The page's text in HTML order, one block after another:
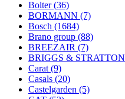
Bolter(36)
BORMANN (7)
Bosch (1684)
Brano group (88)
BREEZAIR (7)
BRIGGS & STRATTON
Carat (9)
Casals (20)
Castelgarden (5)